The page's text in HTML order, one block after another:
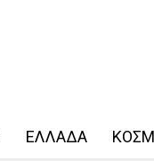
ΕΛΛΆΔΑ